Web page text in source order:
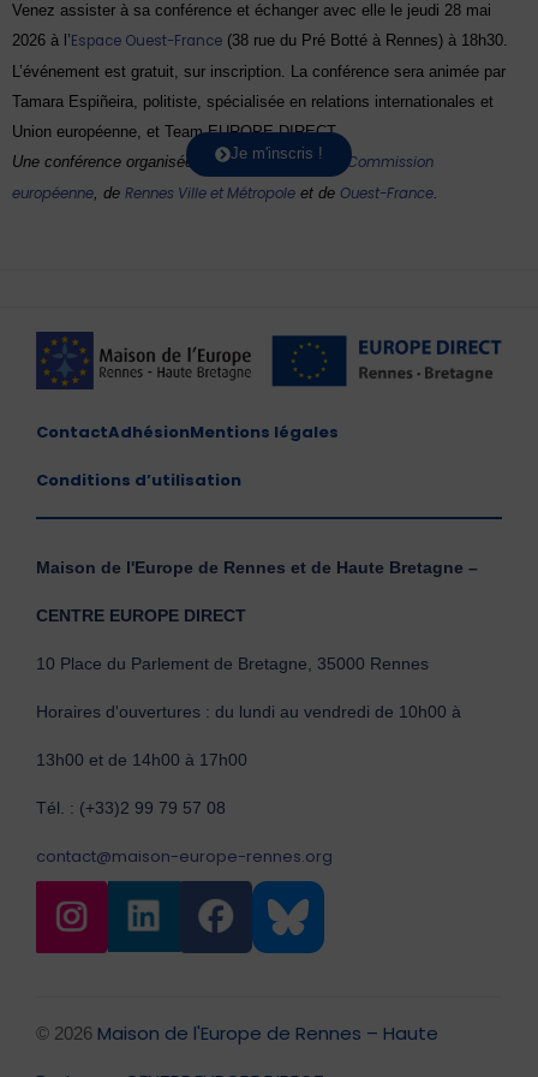
Venez assister à sa conférence et échanger avec elle le jeudi 28 mai
2026 à l’Espace Ouest-France (38 rue du Pré Botté à Rennes) à 18h30.
L’événement est gratuit, sur inscription. La conférence sera animée par
Tamara Espiñeira, politiste, spécialisée en relations internationales et
Union européenne, et Team EUROPE DIRECT.
Une conférence organisée avec le soutien de la Commission
européenne, de Rennes Ville et Métropole et de Ouest-France.
Je m'inscris !
ContactAdhésionMentions légales
Conditions d’utilisation
Maison de l'Europe de Rennes et de Haute Bretagne –
CENTRE EUROPE DIRECT
10 Place du Parlement de Bretagne, 35000 Rennes
Horaires d'ouvertures : du lundi au vendredi de 10h00 à
13h00 et de 14h00 à 17h00
Tél. : (+33)2 99 79 57 08
contact@maison-europe-rennes.org
© 2026 Maison de l'Europe de Rennes – Haute